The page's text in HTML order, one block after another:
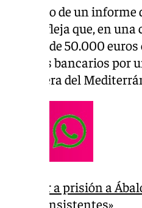
hace eco de un
que refleja que, en
ingreso de 50.000
cheques bancarios por
Cerrajera del
enviar a prisión a
«consistentes»